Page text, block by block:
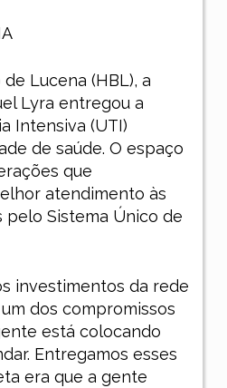
Lucena (HBL), a
Lyra entregou a
Intensiva (UTI)
de saúde. O espaço
que
atendimento às
pelo Sistema Único de
investimentos da rede
dos compromissos
está colocando
Entregamos esses
era que a gente